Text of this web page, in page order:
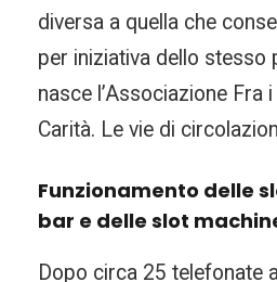
diversa a quella che
per iniziativa dello stesso
nasce l’Associazione Fra
Carità. Le vie di
Funzionamento delle
bar e delle slot
Dopo circa 25 telefonate